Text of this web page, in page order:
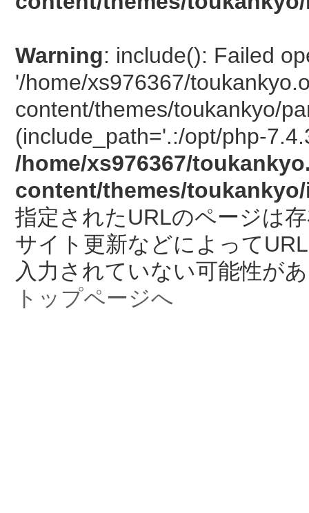
Warning: include(): Failed
'/home/xs976367/
content/themes/toukankyo/
(include_path='.:/opt/php-
/home/xs976367/
content/themes/
指定されたURLのページは
サイト更新などによって
入力されていない可能性が
トップページへ